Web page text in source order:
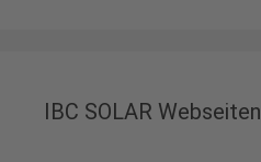
IBC SOLAR Webseiten